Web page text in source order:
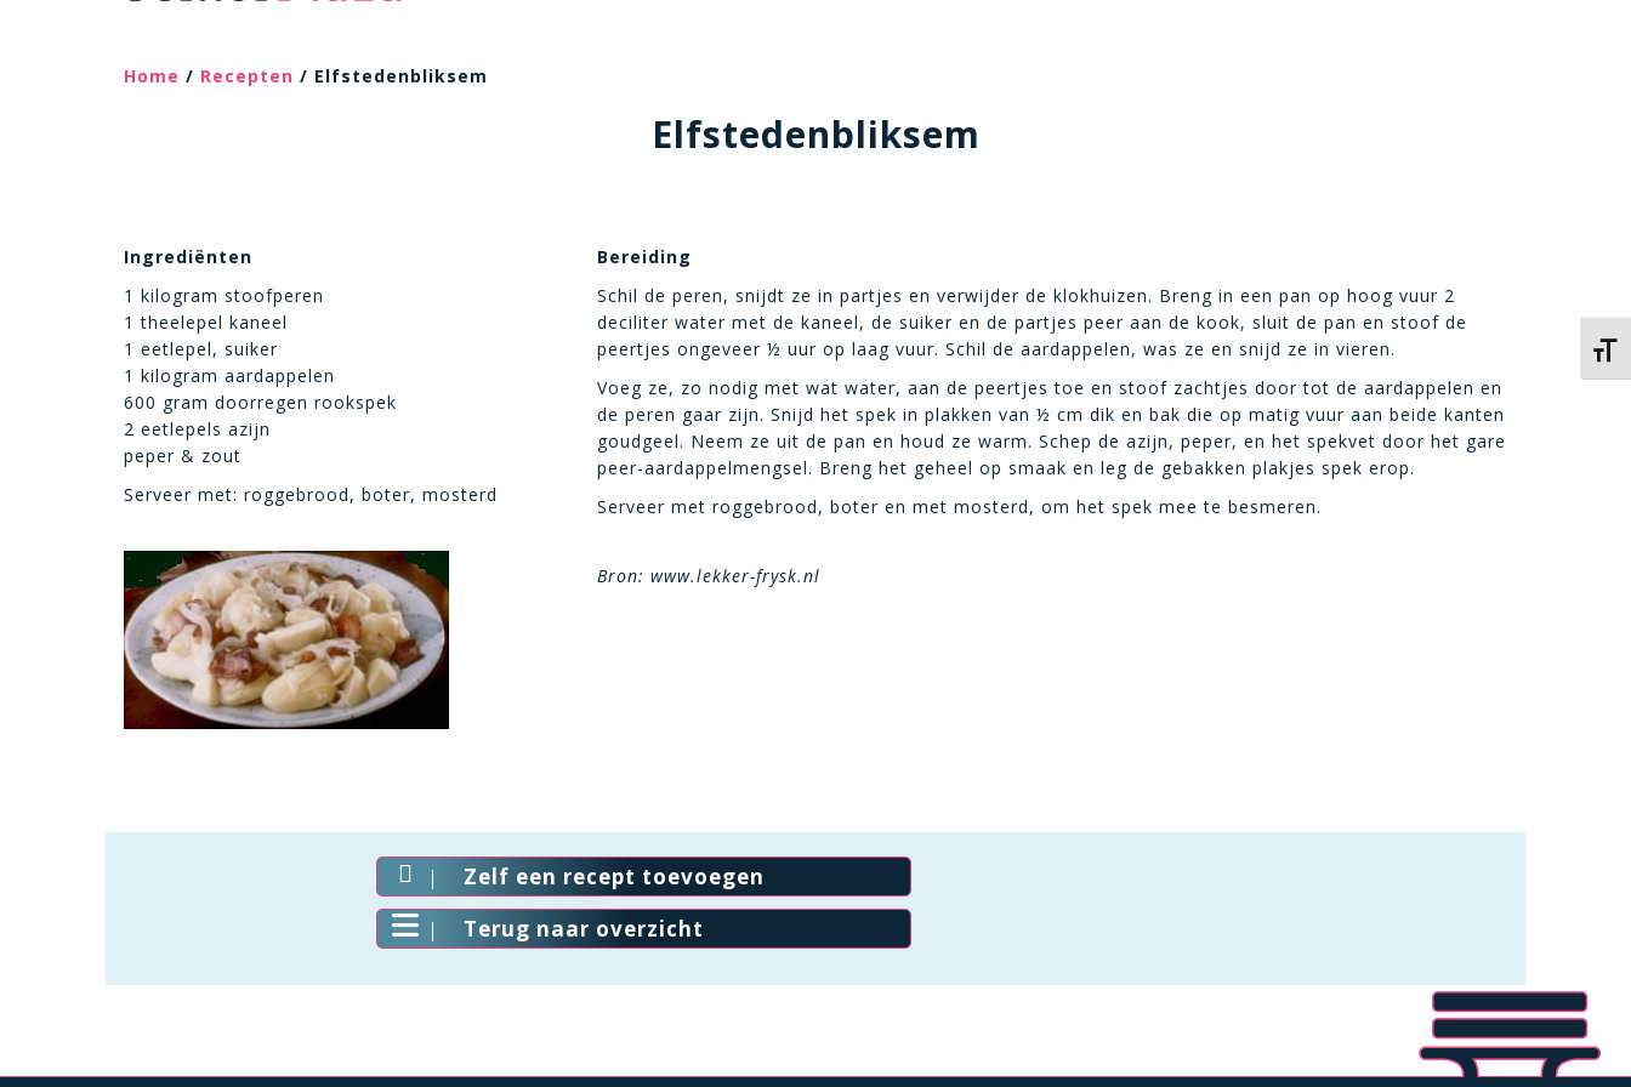
Home / Recepten / Elfstedenbliksem
Elfstedenbliksem
Ingrediënten
1 kilogram stoofperen
1 theelepel kaneel
1 eetlepel, suiker
1 kilogram aardappelen
600 gram doorregen rookspek
2 eetlepels azijn
peper & zout
Serveer met: roggebrood, boter, mosterd
Bereiding
Schil de peren, snijdt ze in partjes en verwijder de klokhuizen. Breng in een pan op hoog vuur 2
deciliter water met de kaneel, de suiker en de partjes peer aan de kook, sluit de pan en stoof de
peertjes ongeveer ½ uur op laag vuur. Schil de aardappelen, was ze en snijd ze in vieren.
Voeg ze, zo nodig met wat water, aan de peertjes toe en stoof zachtjes door tot de aardappelen en
de peren gaar zijn. Snijd het spek in plakken van ½ cm dik en bak die op matig vuur aan beide kanten
goudgeel. Neem ze uit de pan en houd ze warm. Schep de azijn, peper, en het spekvet door het gare
peer-aardappelmengsel. Breng het geheel op smaak en leg de gebakken plakjes spek erop.
Serveer met roggebrood, boter en met mosterd, om het spek mee te besmeren.
Bron: www.lekker-frysk.nl
Zelf een recept toevoegen
Terug naar overzicht